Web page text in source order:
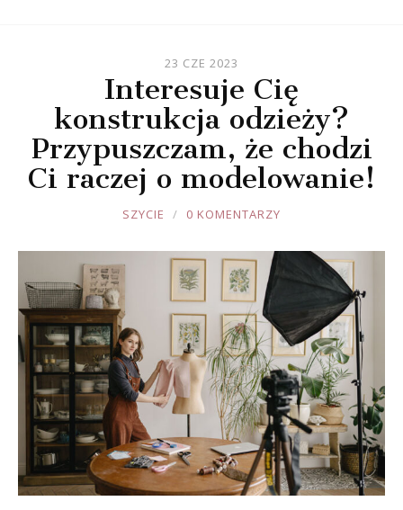
23 CZE 2023
Interesuje Cię
konstrukcja odzieży?
Przypuszczam, że chodzi
Ci raczej o modelowanie!
JOULE
SZYCIE 0 KOMENTARZY